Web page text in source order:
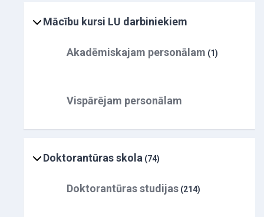
Mācību kursi LU darbiniekiem
Akadēmiskajam personālam (1)
Vispārējam personālam
Doktorantūras skola (74)
Doktorantūras studijas (214)